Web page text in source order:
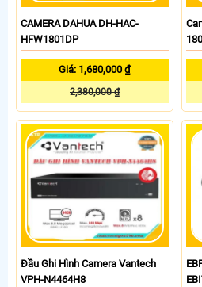
CAMERA DAHUA DH-HAC-
HFW1801DP
Giá: 1,680,000 ₫
2,380,000 ₫
Đầu Ghi Hình Camera Vantech
VPH-N4464H8